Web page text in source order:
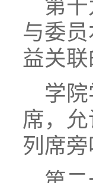
第
与委
益关
学
席，
列席